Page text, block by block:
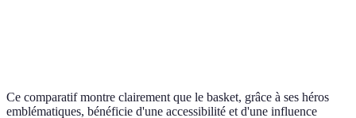
Ce comparatif montre clairement que le basket, grâce à ses héros
emblématiques, bénéficie d'une accessibilité et d'une influence